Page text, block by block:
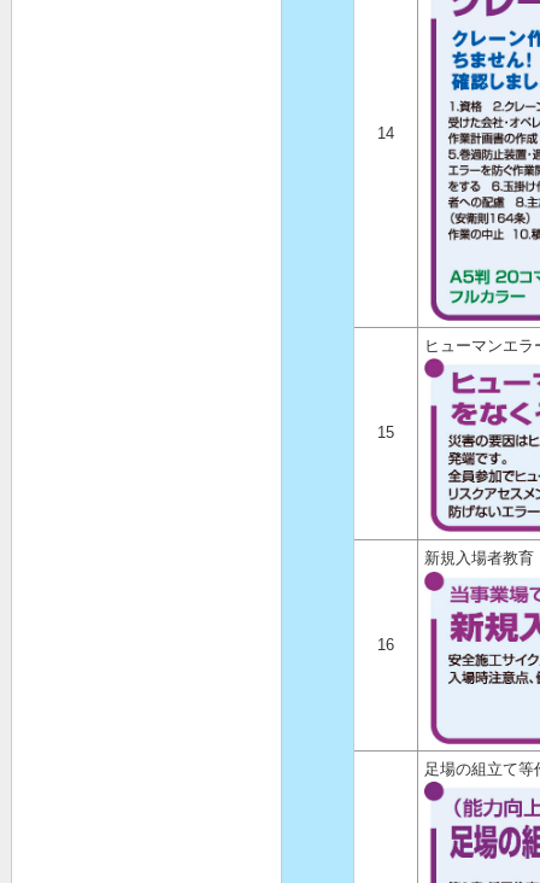
14
15
ヒューマンエラ
16
新規入場者教育
足場の組立て等